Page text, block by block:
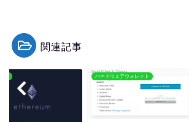
関連記事
ハードウェアウォレット